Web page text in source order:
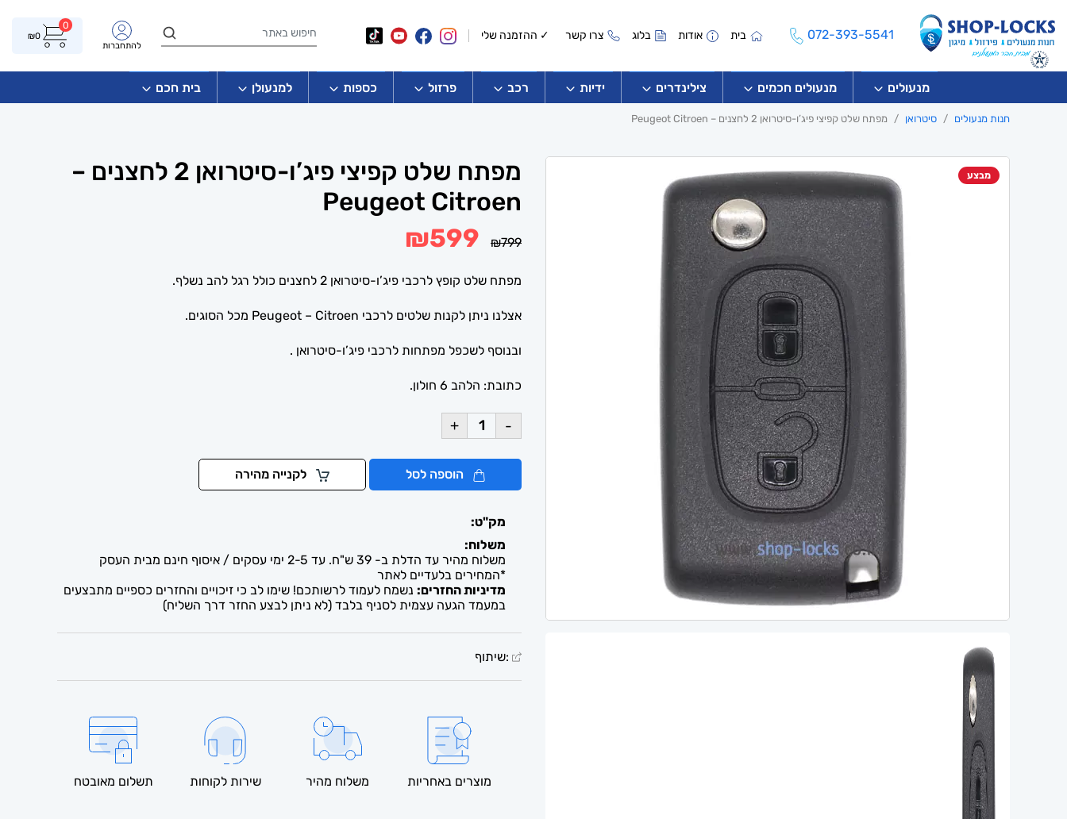
072-393-5541 בית אודות בלוג צרו קשר ✓ ההזמנה שלי
להתחברות
0
₪0
מנעולים מנעולים חכמים צילינדרים ידיות רכב פרזול כספות למנעולן בית חכם
חנות מנעולים סיטרואן מפתח שלט קפיצי פיג’ו-סיטרואן 2 לחצנים – Peugeot Citroen
מבצע
מפתח שלט קפיצי פיג’ו-סיטרואן 2 לחצנים –
Peugeot Citroen
₪799
המחיר
המקורי
₪799.
₪599
₪599.
מפתח שלט קופץ לרכבי פיג’ו-סיטרואן 2 לחצנים כולל רגל להב נשלף.
אצלנו ניתן לקנות שלטים לרכבי Peugeot – Citroen מכל הסוגים.
ובנוסף לשכפל מפתחות לרכבי פיג’ו-סיטרואן .
כתובת: הלהב 6 חולון.
-
+
הוספה לסל לקנייה מהירה
מק"ט:
משלוח:
משלוח מהיר עד הדלת ב- 39 ש"ח. עד 2-5 ימי עסקים / איסוף חינם מבית העסק
*המחירים בלעדיים לאתר
מדיניות החזרים: נשמח לעמוד לרשותכם! שימו לב כי זיכויים והחזרים כספיים מתבצעים
במעמד הגעה עצמית לסניף בלבד (לא ניתן לבצע החזר דרך השליח)
:שיתוף
מוצרים באחריות משלוח מהיר שירות לקוחות תשלום מאובטח